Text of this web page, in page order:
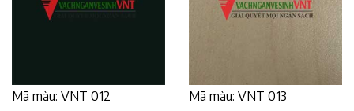
Mã màu: VNT 012 Mã màu: VNT 013